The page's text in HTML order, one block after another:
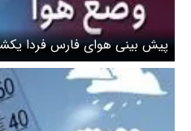
هشدار نارنجی وزش باد شدید